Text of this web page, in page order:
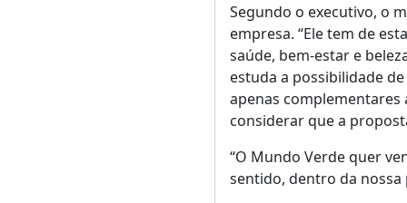
Segundo o executivo, o
empresa. “Ele tem de
saúde, bem-estar e
estuda a possibilidade
apenas
considerar que a
“O Mundo Verde quer
sentido, dentro da nossa